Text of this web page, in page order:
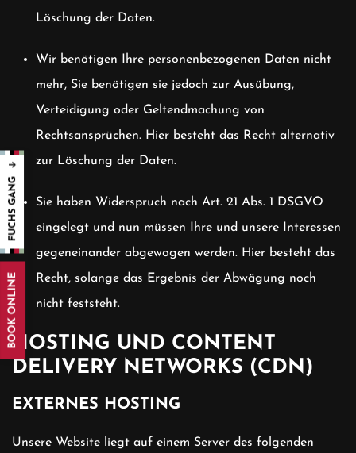
Löschung der Daten.
Wir benötigen Ihre personenbezogenen Daten nicht
mehr, Sie benötigen sie jedoch zur Ausübung,
Verteidigung oder Geltendmachung von
Rechtsansprüchen. Hier besteht das Recht alternativ
zur Löschung der Daten.
Sie haben Widerspruch nach Art. 21 Abs. 1 DSGVO
eingelegt und nun müssen Ihre und unsere Interessen
gegeneinander abgewogen werden. Hier besteht das
Recht, solange das Ergebnis der Abwägung noch
nicht feststeht.
HOSTING UND CONTENT
DELIVERY NETWORKS (CDN)
EXTERNES HOSTING
Unsere Website liegt auf einem Server des folgenden
BOOK ONLINE